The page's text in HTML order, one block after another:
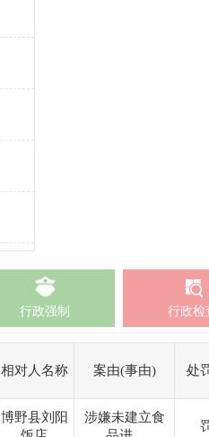
行政强制 行政检
相对人名称 案由(事由) 处
博野县刘阳
涉嫌未建立食